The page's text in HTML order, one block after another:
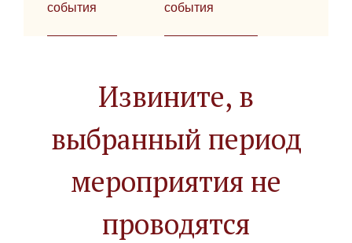
события
события
Извините, в
выбранный период
мероприятия не
проводятся